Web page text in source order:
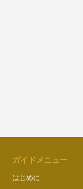
ガイドメニュー
はじめに